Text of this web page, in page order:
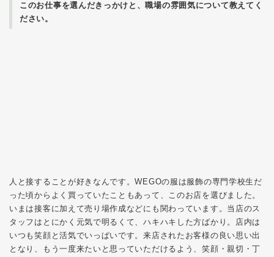
このお仕事を選んだきっかけと、職場の雰囲気について教えてく
ださい。
人と接することが好きなんです。WEGOの服は服飾の専門学校生だ
った頃からよく買っていたこともあって、このお店を選びました。
いまは接客に加えて売り場作成などにも関わっています。当店のス
タッフはとにかく元気で明るくて、ハキハキした方ばかり。店内は
いつも笑顔と活気でいっぱいです。来店されたお客様の良い思い出
となり、もう一度来たいと思っていただけるよう、笑顔・親切・丁